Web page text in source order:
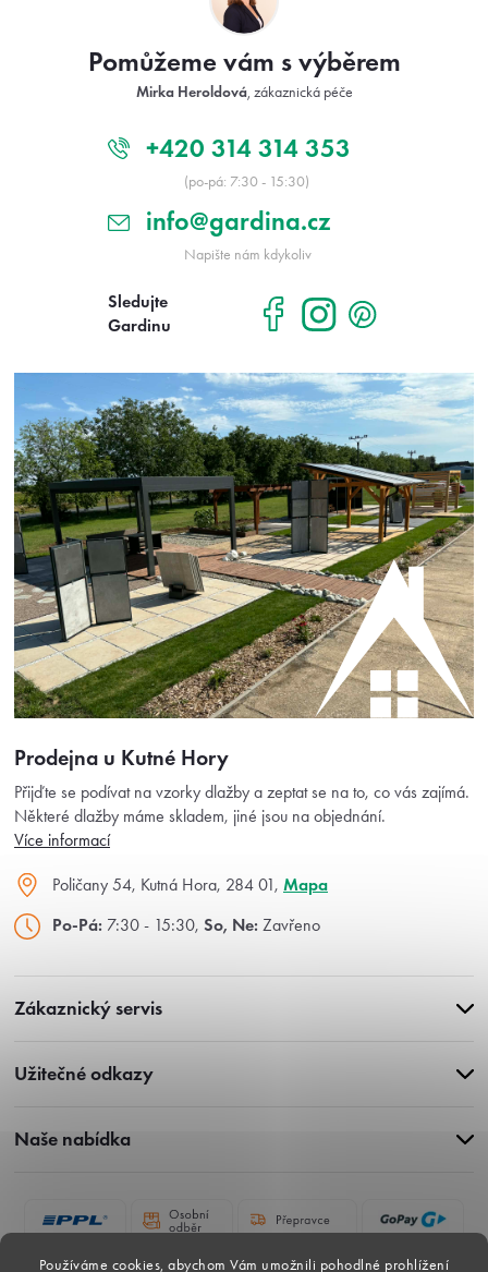
Používáme cookies, abychom Vám umožnili pohodlné prohlížení
Pomůžeme vám s výběrem
Mirka Heroldová, zákaznická péče
+420 314 314 353
(po-pá: 7:30 - 15:30)
info@gardina.cz
Napište nám kdykoliv
Sledujte
Gardinu
Zákaznický servis
Užitečné odkazy
Naše nabídka
Prodejna u Kutné Hory
Přijďte se podívat na vzorky dlažby a zeptat se na to, co vás zajímá.
Některé dlažby máme skladem, jiné jsou na objednání.
Více informací
Poličany 54, Kutná Hora, 284 01, Mapa
Po-Pá: 7:30 - 15:30, So, Ne: Zavřeno